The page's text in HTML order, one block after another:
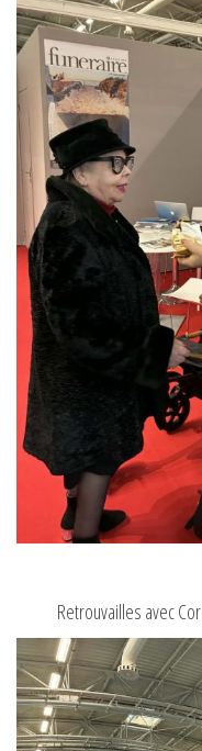
Retrouvailles avec